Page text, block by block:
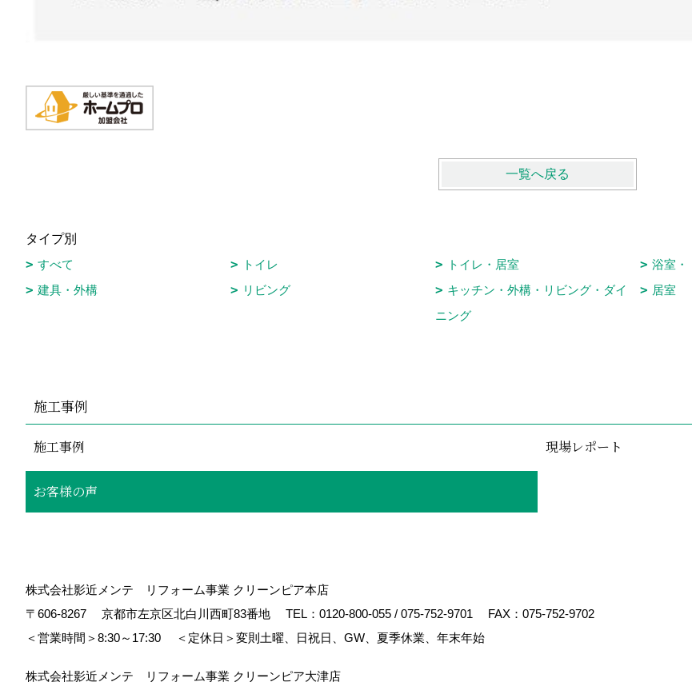
一覧へ戻る
タイプ別
すべて
トイレ トイレ・居室 浴室・
建具・外構
リビング
キッチン・外構・リビング・ダイ
ニング
居室
施工事例
施工事例 現場レポート
お客様の声
株式会社影近メンテ リフォーム事業 クリーンピア本店
〒606-8267
京都市左京区北白川西町83番地 TEL： 0120-800-055 / 075-752-9701
FAX：075-752-9702
＜営業時間＞8:30～17:30
＜定休日＞変則土曜、日祝日、GW、夏季休業、年末年始
株式会社影近メンテ リフォーム事業 クリーンピア大津店